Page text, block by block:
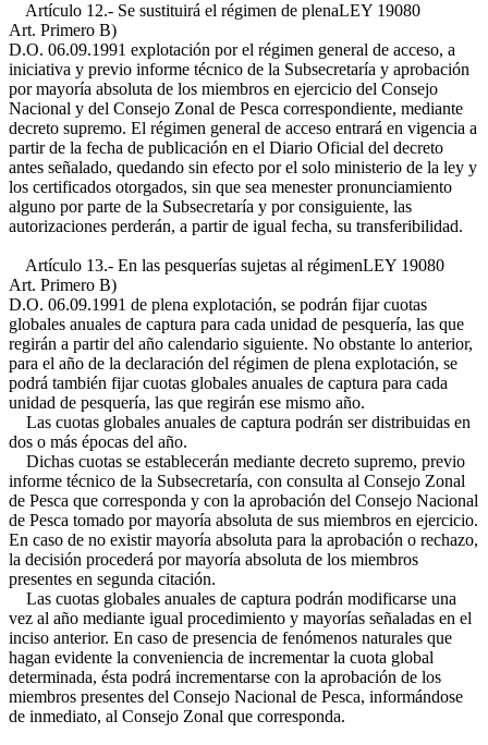
Artículo 12.- Se sustituirá el régimen de plenaLEY 19080
Art. Primero B)
D.O. 06.09.1991 explotación por el régimen general de acceso, a
iniciativa y previo informe técnico de la Subsecretaría y aprobación
por mayoría absoluta de los miembros en ejercicio del Consejo
Nacional y del Consejo Zonal de Pesca correspondiente, mediante
decreto supremo. El régimen general de acceso entrará en vigencia a
partir de la fecha de publicación en el Diario Oficial del decreto
antes señalado, quedando sin efecto por el solo ministerio de la ley y
los certificados otorgados, sin que sea menester pronunciamiento
alguno por parte de la Subsecretaría y por consiguiente, las
autorizaciones perderán, a partir de igual fecha, su transferibilidad.
Artículo 13.- En las pesquerías sujetas al régimenLEY 19080
Art. Primero B)
D.O. 06.09.1991 de plena explotación, se podrán fijar cuotas
globales anuales de captura para cada unidad de pesquería, las que
regirán a partir del año calendario siguiente. No obstante lo anterior,
para el año de la declaración del régimen de plena explotación, se
podrá también fijar cuotas globales anuales de captura para cada
unidad de pesquería, las que regirán ese mismo año.
Las cuotas globales anuales de captura podrán ser distribuidas en
dos o más épocas del año.
Dichas cuotas se establecerán mediante decreto supremo, previo
informe técnico de la Subsecretaría, con consulta al Consejo Zonal
de Pesca que corresponda y con la aprobación del Consejo Nacional
de Pesca tomado por mayoría absoluta de sus miembros en ejercicio.
En caso de no existir mayoría absoluta para la aprobación o rechazo,
la decisión procederá por mayoría absoluta de los miembros
presentes en segunda citación.
Las cuotas globales anuales de captura podrán modificarse una
vez al año mediante igual procedimiento y mayorías señaladas en el
inciso anterior. En caso de presencia de fenómenos naturales que
hagan evidente la conveniencia de incrementar la cuota global
determinada, ésta podrá incrementarse con la aprobación de los
miembros presentes del Consejo Nacional de Pesca, informándose
de inmediato, al Consejo Zonal que corresponda.